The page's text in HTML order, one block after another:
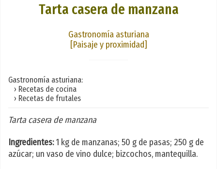
Tarta casera de manzana
Gastronomía asturiana
[Paisaje y proximidad]
Gastronomía asturiana:
› Recetas de cocina
› Recetas de frutales
Tarta casera de manzana
Ingredientes:1 kg de manzanas; 50 g de pasas; 250 g de
azúcar; un vaso de vino dulce; bizcochos, mantequilla.